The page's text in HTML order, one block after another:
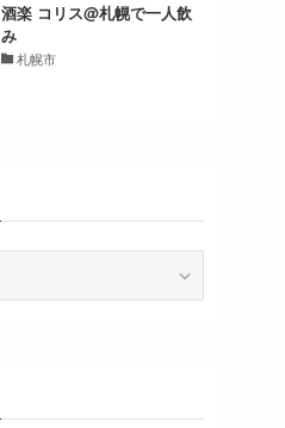
酒楽 コリス@札幌で一人飲
み
札幌市